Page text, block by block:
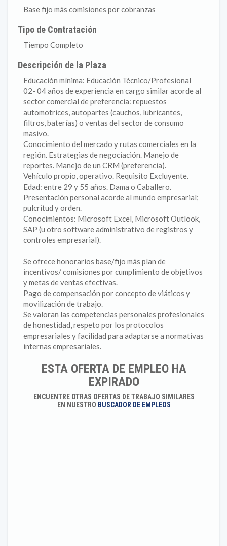
Base fijo más comisiones por cobranzas
Tipo de Contratación
Tiempo Completo
Descripción de la Plaza
Educación mínima: Educación Técnico/Profesional
02- 04 años de experiencia en cargo similar acorde al
sector comercial de preferencia: repuestos
automotrices, autopartes (cauchos, lubricantes,
filtros, baterías) o ventas del sector de consumo
masivo.
Conocimiento del mercado y rutas comerciales en la
región. Estrategias de negociación. Manejo de
reportes. Manejo de un CRM (preferencia).
Vehículo propio, operativo. Requisito Excluyente.
Edad: entre 29 y 55 años. Dama o Caballero.
Presentación personal acorde al mundo empresarial;
pulcritud y orden.
Conocimientos: Microsoft Excel, Microsoft Outlook,
SAP (u otro software administrativo de registros y
controles empresarial).
Se ofrece honorarios base/fijo más plan de
incentivos/ comisiones por cumplimiento de objetivos
y metas de ventas efectivas.
Pago de compensación por concepto de viáticos y
movilización de trabajo.
Se valoran las competencias personales profesionales
de honestidad, respeto por los protocolos
empresariales y facilidad para adaptarse a normativas
internas empresariales.
ESTA OFERTA DE EMPLEO HA
EXPIRADO
ENCUENTRE OTRAS OFERTAS DE TRABAJO SIMILARES
EN NUESTRO BUSCADOR DE EMPLEOS